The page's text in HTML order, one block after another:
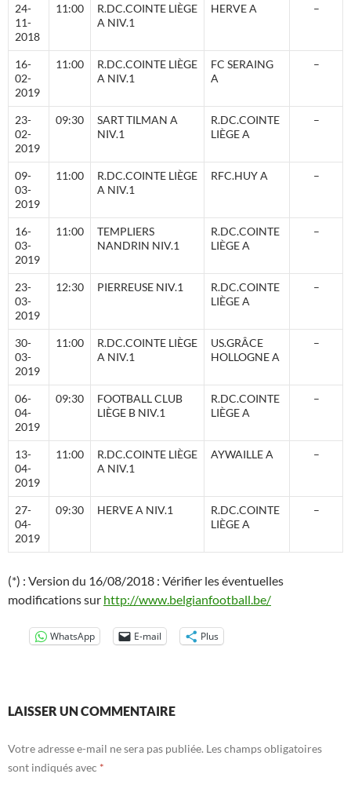
24-
11-
2018
11:00
R.DC.COINTE LIÈGE
A NIV.1
HERVE A –
16-
02-
2019
11:00
R.DC.COINTE LIÈGE
A NIV.1
FC SERAING
A
–
23-
02-
2019
09:30
SART TILMAN A
NIV.1
R.DC.COINTE
LIÈGE A
–
09-
03-
2019
11:00
R.DC.COINTE LIÈGE
A NIV.1
RFC.HUY A –
16-
03-
2019
11:00
TEMPLIERS
NANDRIN NIV.1
R.DC.COINTE
LIÈGE A
–
23-
03-
2019
12:30 PIERREUSE NIV.1
R.DC.COINTE
LIÈGE A
–
30-
03-
2019
11:00
R.DC.COINTE LIÈGE
A NIV.1
US.GRÂCE
HOLLOGNE A
–
06-
04-
2019
09:30
FOOTBALL CLUB
LIÈGE B NIV.1
R.DC.COINTE
LIÈGE A
–
13-
04-
2019
11:00
R.DC.COINTE LIÈGE
A NIV.1
AYWAILLE A –
27-
04-
2019
09:30 HERVE A NIV.1
R.DC.COINTE
LIÈGE A
–
(*) : Version du 16/08/2018 : Vérifier les éventuelles
modifications sur http://www.belgianfootball.be/
WhatsApp E-mail Plus
LAISSER UN COMMENTAIRE
Votre adresse e-mail ne sera pas publiée. Les champs obligatoires
sont indiqués avec *